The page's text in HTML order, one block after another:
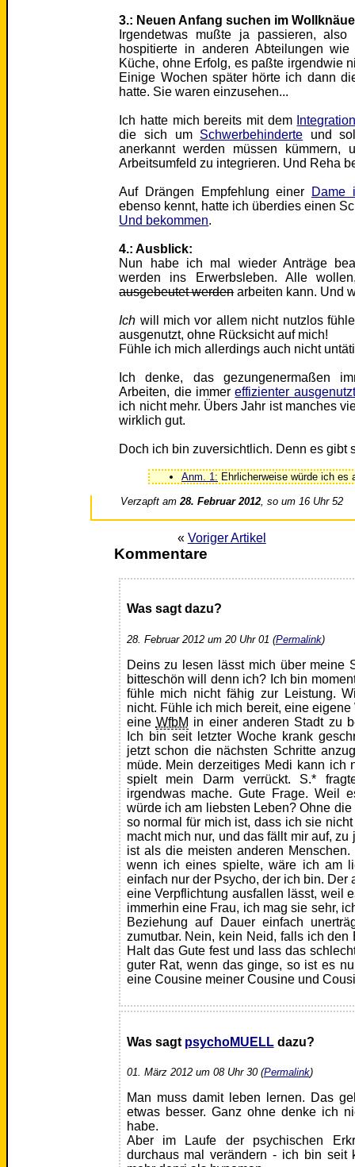
3.: Neuen Anfang suchen im
Irgendetwas mußte ja passieren,
hospitierte in anderen Abteilungen
Küche, ohne Erfolg, es paßte irgendwie
Einige Wochen später hörte ich dann
hatte. Sie waren einzusehen...
Ich hatte mich bereits mit dem
die sich um Schwerbehinderte und
anerkannt werden müssen
Arbeitsumfeld zu integrieren. Und Reha
Auf Drängen Empfehlung einer
Dame
ebenso kennt, hatte ich überdies einen
Und bekommen.
4.: Ausblick:
Nun habe ich mal wieder Anträge
werden ins Erwerbsleben. Alle
ausgebeutet werdenarbeiten kann. Und
Ich will mich vor allem nicht nutzlos
ausgenutzt, ohne Rücksicht auf mich!
Fühle ich mich allerdings auch nicht
Ich denke, das gezungenermaßen
Arbeiten, die immereffizienter ausgenutzt
ich nicht mehr. Übers Jahr ist manches
wirklich gut.
Doch ich bin zuversichtlich. Denn es gibt
Anm. 1: Ehrlicherweise würde ich es
Verzapft am28. Februar 2012 , so um 16 Uhr 52
« Voriger Artikel
Kommentare
Was sagt dazu?
28. Februar 2012 um 20 Uhr 01 (Permalink)
Deins zu lesen lässt mich über meine
bitteschön will denn ich? Ich bin
fühle mich nicht fähig zur Leistung.
nicht. Fühle ich mich bereit, eine
eine WfbM in einer anderen Stadt zu
Ich bin seit letzter Woche krank
jetzt schon die nächsten Schritte
müde. Mein derzeitiges Medi kann ich
spielt mein Darm verrückt. S.*
irgendwas mache. Gute Frage. Weil
würde ich am liebsten Leben? Ohne
so normal für mich ist, dass ich sie
macht mich nur, und das fällt mir auf,
ist als die meisten anderen
wenn ich eines spielte, wäre ich am
einfach nur der Psycho, der ich bin. Der
eine Verpflichtung ausfallen lässt, weil
immerhin eine Frau, ich mag sie sehr,
Beziehung auf Dauer einfach
zumutbar. Nein, kein Neid, falls ich den
Halt das Gute fest und lass das
guter Rat, wenn das ginge, so ist es
eine Cousine meiner Cousine und
Was sagt psychoMUELLdazu?
01. März 2012 um 08 Uhr 30 (Permalink)
Man muss damit leben lernen. Das
etwas besser. Ganz ohne denke ich
habe.
Aber im Laufe der psychischen
durchaus mal verändern - ich bin seit